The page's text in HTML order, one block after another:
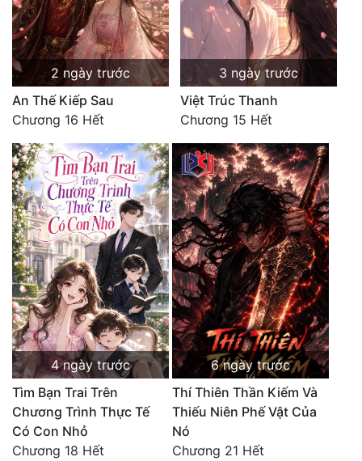
Tu Chân
Tu Tiên
Tội Phạm
Vô Địch
Võ Hiệp
Võng Du
Xuyên Không
Xuyên Nhanh
Xuyên Sách
Xuyên Thư
Điền Văn
Đô Thị
Đông Phương
Đông Phương Huyền Huyễn
2 ngày trước
An Thế Kiếp Sau
Chương 16 Hết
3 ngày trước
Việt Trúc Thanh
Chương 15 Hết
4 ngày trước
Tìm Bạn Trai Trên
Chương Trình Thực Tế
Có Con Nhỏ
Chương 18 Hết
6 ngày trước
Thí Thiên Thần Kiếm Và
Thiếu Niên Phế Vật Của
Nó
Chương 21 Hết